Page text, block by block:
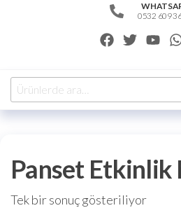
0532 609
Panset Etkinlik
Tek bir sonuç gösteriliyor